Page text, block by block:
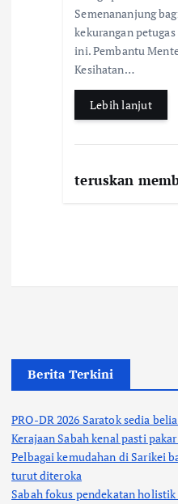
o
o
k
Semenananjung
kekurangan
ini. Pembantu
Kesihatan…
Lebih lanjut
teruskan
Berita Terkini
PRO-DR 2026 Saratok sedia
Kerajaan Sabah kenal pasti
Pelbagai kemudahan di Sarikei
turut diteroka
Sabah fokus pendekatan